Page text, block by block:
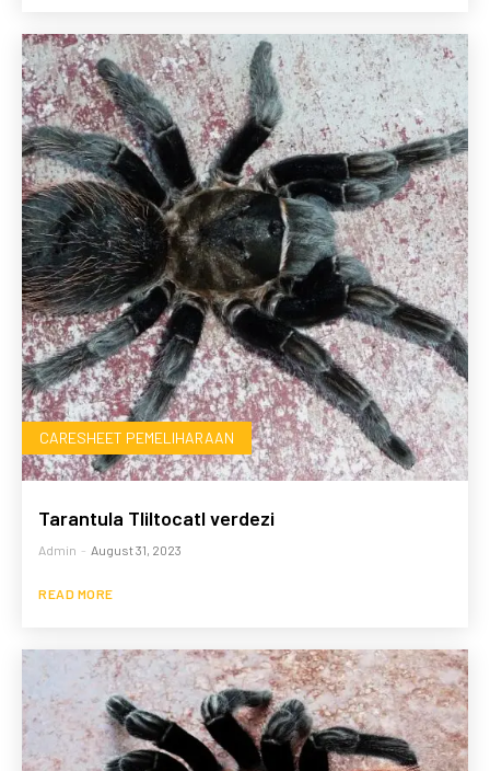
CARESHEET PEMELIHARAAN
Tarantula Tliltocatl verdezi
Admin - August 31, 2023
READ MORE